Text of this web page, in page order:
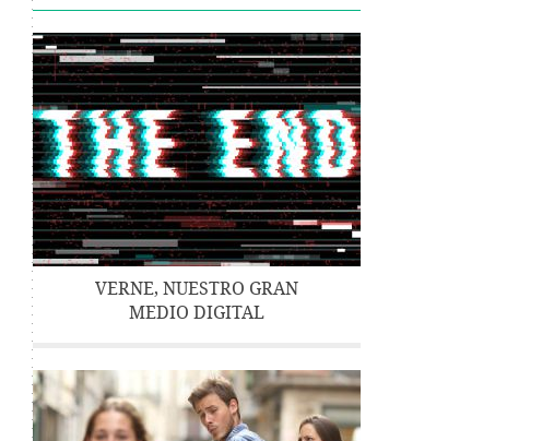
VERNE, NUESTRO GRAN
MEDIO DIGITAL